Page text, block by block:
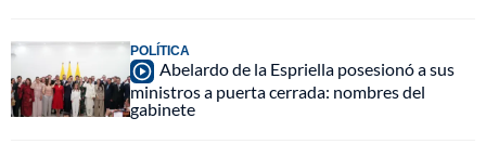
POLÍTICA
Abelardo de la Espriella posesionó a sus
ministros a puerta cerrada: nombres del
gabinete